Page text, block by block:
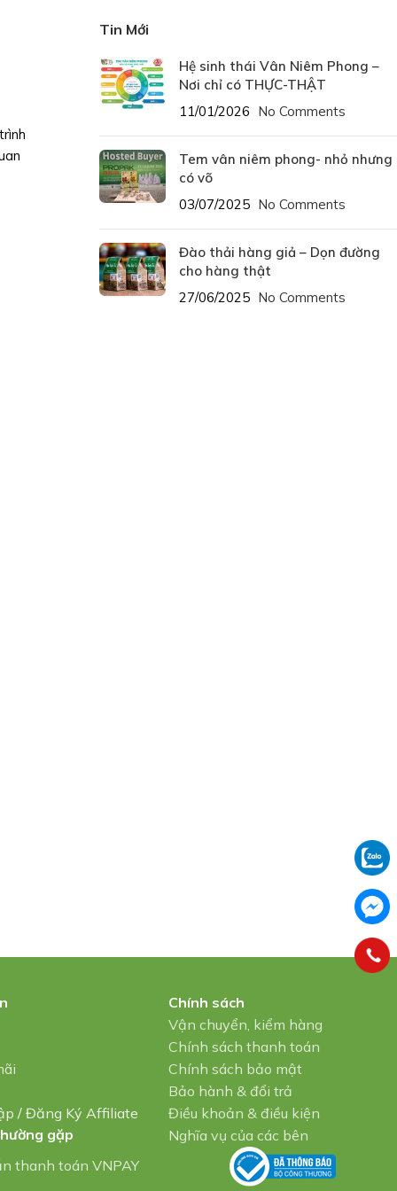
Tin Mới
Hệ sinh thái Vân Niêm Phong –
Nơi chỉ có THỰC-THẬT
11/01/2026 No Comments
Tem vân niêm phong- nhỏ nhưng
có võ
03/07/2025 No Comments
Đào thải hàng giả – Dọn đường
cho hàng thật
27/06/2025 No Comments
/Đăng Ký Affiliate
gặp
thanh toán VNPAY
Chính sách
Vận chuyển, kiểm hàng
Chính sách thanh toán
Chính sách bảo mật
Bảo hành & đổi trả
Điều khoản & điều kiện
Nghĩa vụ của các bên